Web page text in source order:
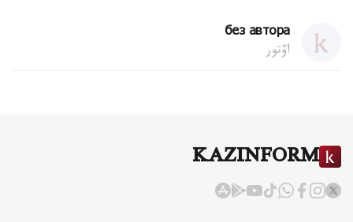
без автора
اۆتور
KAZINFORM